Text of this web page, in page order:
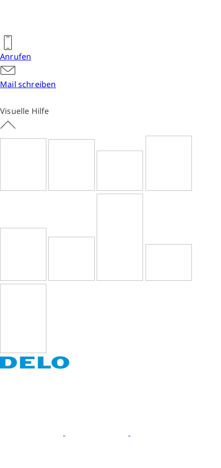
Anrufen
Mail schreiben
Visuelle Hilfe